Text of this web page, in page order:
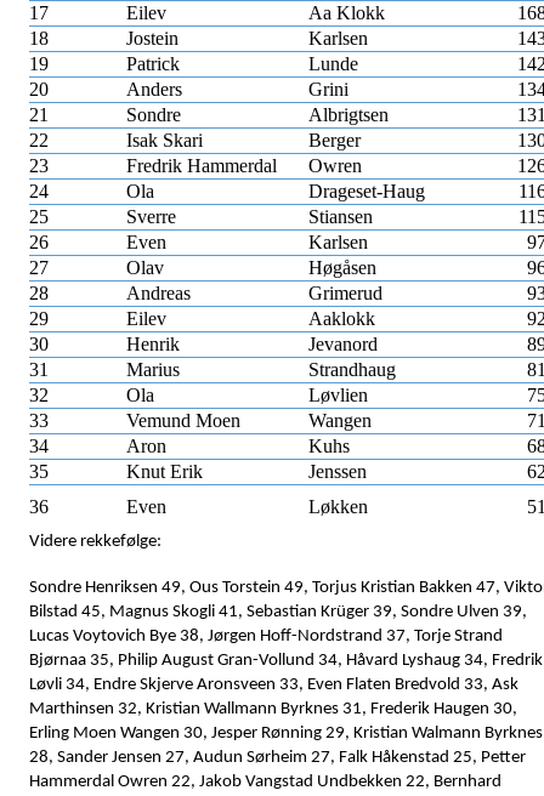
17
Eilev Aa Klokk
18
Jostein Karlsen
19
Patrick Lunde
20
Anders Grini
21
Sondre Albrigtsen
22
Isak Skari Berger
23
Fredrik Hammerdal Owren
24
Ola Drageset-Haug
25
Sverre Stiansen
26
Even Karlsen
27
Olav Høgåsen
28
Andreas Grimerud
29
Eilev Aaklokk
30
Henrik Jevanord
31
Marius Strandhaug
32
Ola Løvlien
33
Vemund Moen Wangen
34
Aron Kuhs
35
Knut Erik Jenssen
36
Even Løkken
Videre rekkefølge:
Sondre Henriksen 49, Ous Torstein 49, Torjus Kristian Bakken 47,
Bilstad 45, Magnus Skogli 41, Sebastian Krüger 39, Sondre Ulven 39,
Lucas Voytovich Bye 38, Jørgen Hoff-Nordstrand 37, Torje Strand
Bjørnaa 35, Philip August Gran-Vollund 34, Håvard Lyshaug 34, Fredrik
Løvli 34, Endre Skjerve Aronsveen 33, Even Flaten Bredvold 33, Ask
Marthinsen 32, Kristian Wallmann Byrknes 31, Frederik Haugen 30,
Erling Moen Wangen 30, Jesper Rønning 29, Kristian Walmann Byrknes
28, Sander Jensen 27, Audun Sørheim 27, Falk Håkenstad 25, Petter
Hammerdal Owren 22, Jakob Vangstad Undbekken 22, Bernhard